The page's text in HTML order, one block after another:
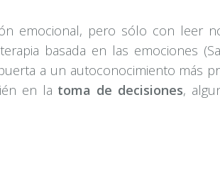
emocional, pero sólo con leer
basada en las emociones
a un autoconocimiento más
en la toma de decisiones,